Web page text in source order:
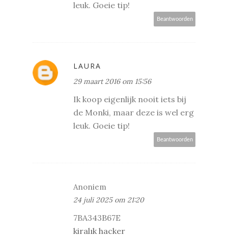
leuk. Goeie tip!
Beantwoorden
LAURA
29 maart 2016 om 15:56
Ik koop eigenlijk nooit iets bij
de Monki, maar deze is wel erg
leuk. Goeie tip!
Beantwoorden
Anoniem
24 juli 2025 om 21:20
7BA343B67E
kiralık hacker